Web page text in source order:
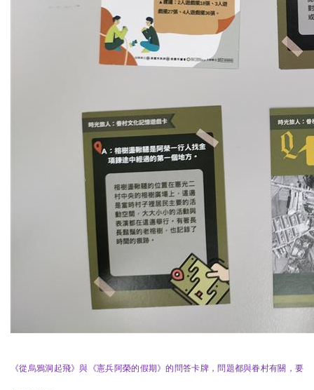
《從烏鴉洞起飛》與《憲兵阿榮的假期》的問答卡牌，問題都與眷村有關，要